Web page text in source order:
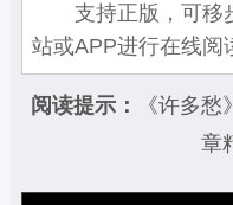
支持正版，可移
站或APP进行在线阅
阅读提示：
《许多
章